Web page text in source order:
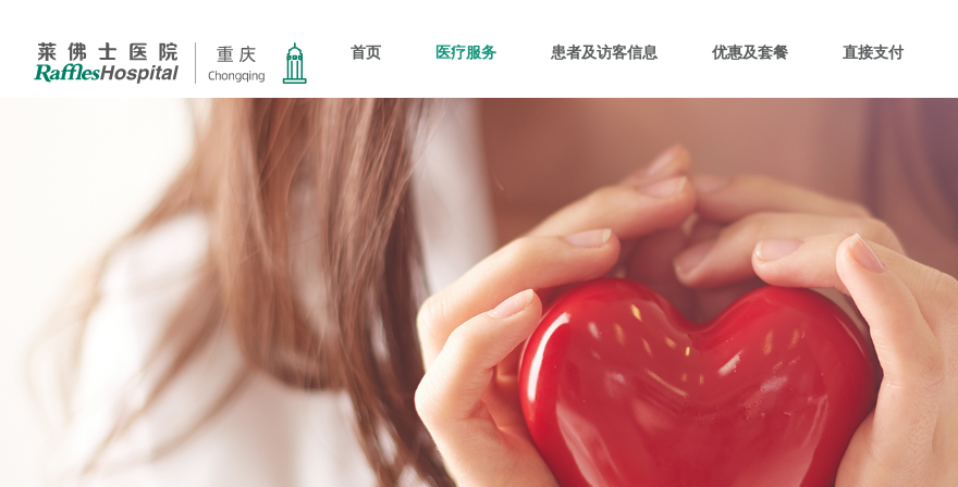
首页
医疗服务
科室
心脑血管
体检科
麻醉科
肿瘤科
儿童保健科
耳鼻咽喉科
妇产科
眼科
泌尿科
患者及访客信息
患者服务
优惠及套餐 直接支付
新加坡
新加坡莱佛士医院 北京莱佛士医院